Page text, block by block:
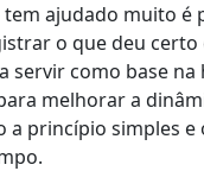
ajudado muito é
o que deu
servir como base
melhorar a
a princípio simples